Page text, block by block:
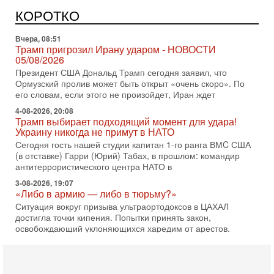
КОРОТКО
Израиле могут стать самыми интригующими? Биньямин
Нетаниягу снова уверенно заявляет, что победа на
Вчера, 08:51
Трамп пригрозил Ирану ударом - НОВОСТИ
05/08/2026
Президент США Дональд Трамп сегодня заявил, что
Ормузский пролив может быть открыт «очень скоро». По
его словам, если этого не произойдет, Иран ждет
4-08-2026, 20:08
Трамп выбирает подходящий момент для удара!
Украину никогда не примут в НАТО
Сегодня гость нашей студии капитан 1-го ранга ВМC США
(в отставке) Гарри (Юрий) Табах, в прошлом: командир
антитеррористического центра НАТО в
3-08-2026, 19:07
«Либо в армию — либо в тюрьму?»
Ситуация вокруг призыва ультраортодоксов в ЦАХАЛ
достигла точки кипения. Попытки принять закон,
освобождающий уклоняющихся харедим от арестов,